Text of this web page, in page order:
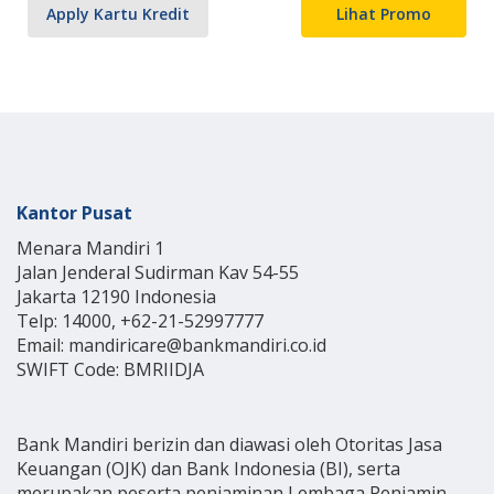
Apply Kartu Kredit Lihat Promo
Kantor Pusat
Menara Mandiri 1
Jalan Jenderal Sudirman Kav 54-55
Jakarta 12190 Indonesia
Telp: 14000, +62-21-52997777
Email: mandiricare@bankmandiri.co.id
SWIFT Code: BMRIIDJA
Bank Mandiri berizin dan diawasi oleh Otoritas Jasa
Keuangan (OJK) dan Bank Indonesia (BI), serta